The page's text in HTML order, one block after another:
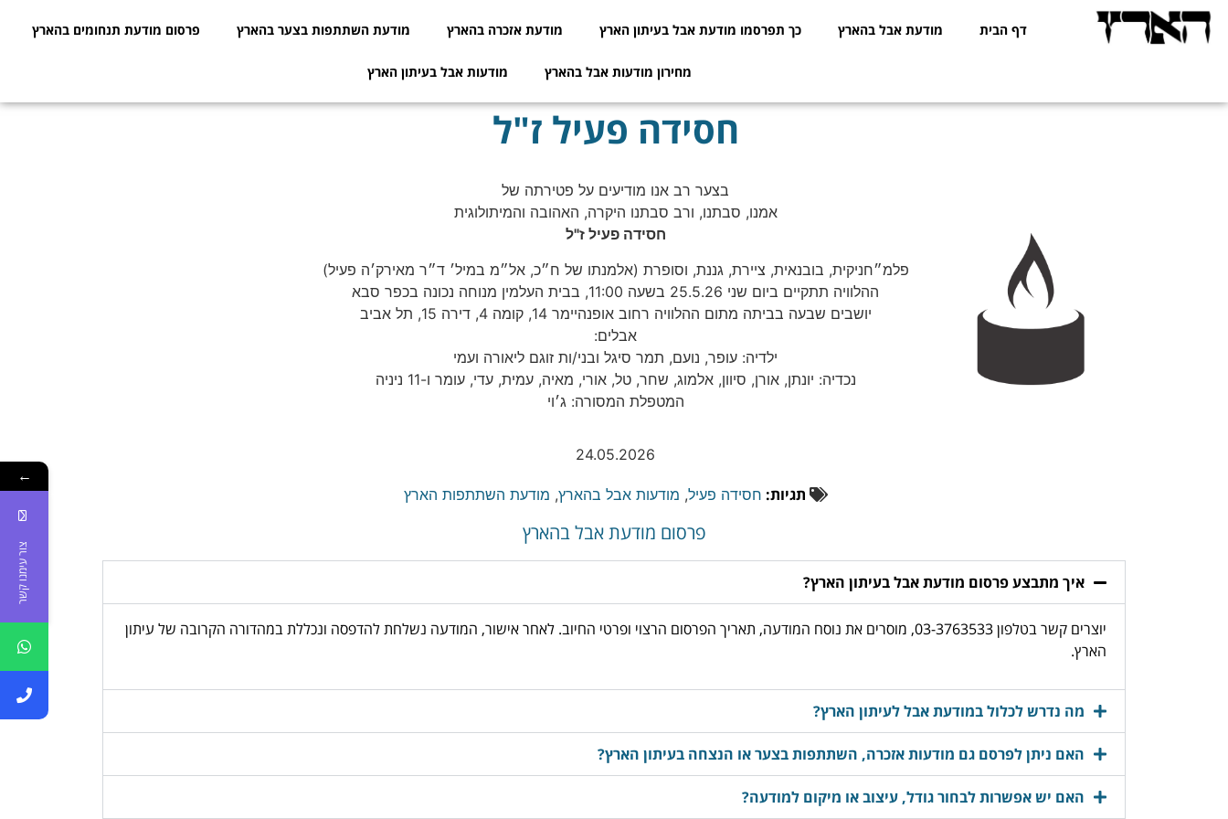
דף הבית מודעת אבל בהארץ כך תפרסמו מודעת אבל בעיתון הארץ מודעת אזכרה בהארץ מודעת השתתפות בצער בהארץ פרסום מודעת תנחומים בהארץ
מחירון מודעות אבל בהארץ מודעות אבל בעיתון הארץ
חסידה פעיל ז"ל
בצער רב אנו מודיעים על פטירתה של
אמנו, סבתנו, ורב סבתנו היקרה, האהובה והמיתולוגית
חסידה פעיל ז"ל
פלמ״חניקית, בובנאית, ציירת, גננת, וסופרת (אלמנתו של ח״כ, אל״מ במיל׳ ד״ר מאירק׳ה פעיל)
ההלוויה תתקיים ביום שני 25.5.26 בשעה 11:00, בבית העלמין מנוחה נכונה בכפר סבא
יושבים שבעה בביתה מתום ההלוויה רחוב אופנהיימר 14, קומה 4, דירה 15, תל אביב
אבלים:
ילדיה: עופר, נועם, תמר סיגל ובני/ות זוגם ליאורה ועמי
נכדיה: יונתן, אורן, סיוון, אלמוג, שחר, טל, אורי, מאיה, עמית, עדי, עומר ו-11 ניניה
המטפלת המסורה: ג׳וי
24.05.2026
תגיות: חסידה פעיל, מודעות אבל בהארץ, מודעת השתתפות הארץ
פרסום מודעת אבל בהארץ
איך מתבצע פרסום מודעת אבל בעיתון הארץ?
יוצרים קשר בטלפון 03-3763533, מוסרים את נוסח המודעה, תאריך הפרסום הרצוי ופרטי החיוב. לאחר אישור, המודעה נשלחת להדפסה ונכללת במהדורה הקרובה של עיתון
הארץ.
מה נדרש לכלול במודעת אבל לעיתון הארץ?
האם ניתן לפרסם גם מודעות אזכרה, השתתפות בצער או הנצחה בעיתון הארץ?
האם יש אפשרות לבחור גודל, עיצוב או מיקום למודעה?
←
צור עימנו קשר